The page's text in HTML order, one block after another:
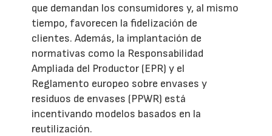
que demandan los consumidores y, al mismo
tiempo, favorecen la fidelización de
clientes. Además, la implantación de
normativas como la Responsabilidad
Ampliada del Productor (EPR) y el
Reglamento europeo sobre envases y
residuos de envases (PPWR) está
incentivando modelos basados en la
reutilización.